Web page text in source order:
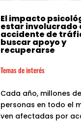
El impacto
estar involucrado
accidente de
buscar apoyo y
recuperarse
Temas de interés
Cada año, millones de
personas en todo el
ven afectadas por